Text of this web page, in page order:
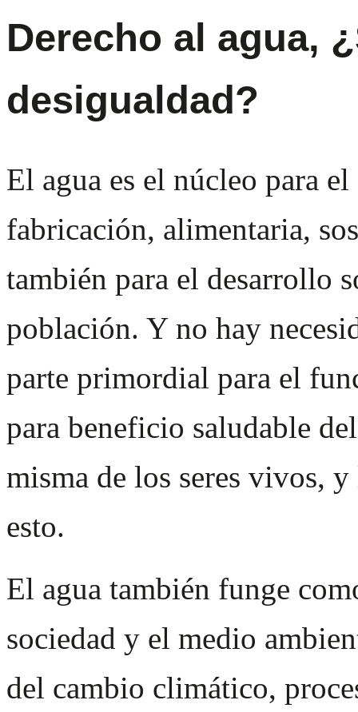
Derecho al agua,
desigualdad?
El agua es el núcleo para
fabricación, alimentaria,
también para el desarrollo
población. Y no hay
parte primordial para el
para beneficio saludable
misma de los seres vivos,
esto.
El agua también funge
sociedad y el medio
del cambio climático,